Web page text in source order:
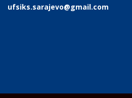
ufsiks.sarajevo@gmail.com